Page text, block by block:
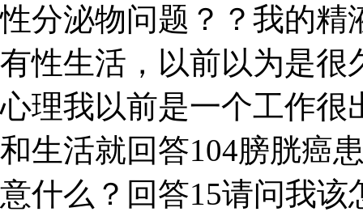
性分泌物问题？？我的精
有性生活，以前以为是很
心理我以前是一个工作很
和生活就回答104膀胱癌
意什么？回答15请问我